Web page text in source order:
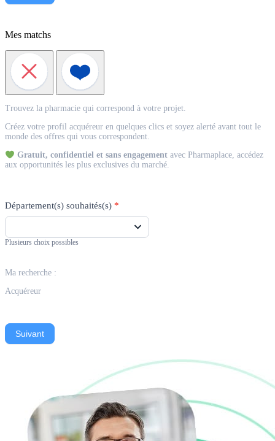
Mes matchs
Acquéreur
Trouvez la pharmacie qui correspond à votre projet.
Créez votre profil acquéreur en quelques clics et soyez alerté avant tout le
monde des offres qui vous correspondent.
Gratuit, confidentiel et sans engagementavec Pharmaplace, accédez
aux opportunités les plus exclusives du marché.
Département(s) souhaités(s) *
Plusieurs choix possibles
Ma recherche :
Acquéreur
Suivant